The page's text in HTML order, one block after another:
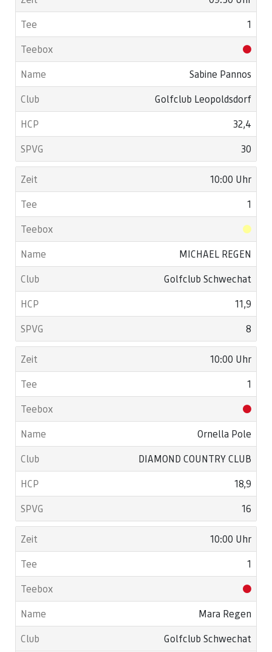
1
Sabine Pannos
Golfclub Leopoldsdorf
32,4
30
10:00 Uhr
1
MICHAEL REGEN
Golfclub Schwechat
11,9
8
10:00 Uhr
1
Ornella Pole
DIAMOND COUNTRY CLUB
18,9
16
10:00 Uhr
1
Mara Regen
Golfclub Schwechat